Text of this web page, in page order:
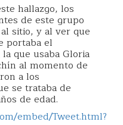
hallazgo, los
de este grupo
sitio, y al ver que
portaba el
que usaba Gloria
al momento de
a los
se trataba de
de edad.
embed/Tweet.html?